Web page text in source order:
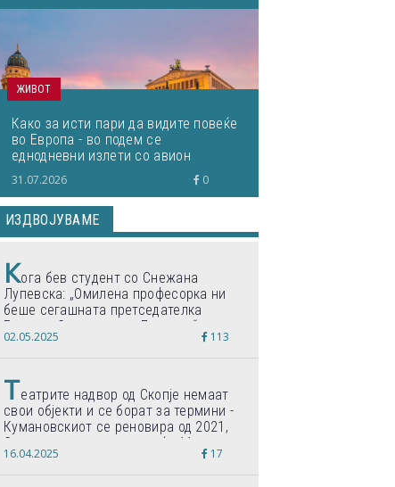
ЖИВОТ
Како за исти пари да видите повеќе
во Европа - во подем се
еднодневни излети со авион
31.07.2026 0
ИЗДВОЈУВАМЕ
Кога бев студент со Снежана
Лупевска: „Омилена професорка ни
беше сегашната претседателка
Гордана Сиљановска-Давкова“
02.05.2025 113
Театрите надвор од Скопје немаат
свои објекти и се борат за термини -
Кумановскиот се реновира од 2021,
Струмичкиот се гради веќе 11 години
16.04.2025 17